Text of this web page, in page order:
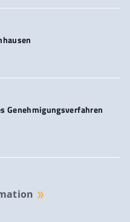
Genehmigungsverfahren